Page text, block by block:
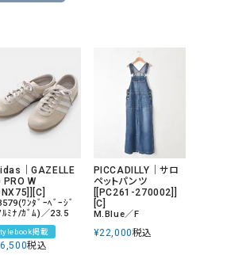
（デニムダンガリー）
SCOTCH&SODA（スコッチ
ダ）
エマテイラー） SUGAR ROSE（シュガーロ
レーバーティー） squady by graphite（スカ
（ゴートゥーハリウ
THIRTY（サーティ）
ジースターロウ） tumugu:（ツムグ）
ッドスピード） un cinq（アンサンク）
｜GAZELLE
PRO W
ﾜﾝﾀﾞｰﾍﾞｰｼﾞ
ﾙﾐﾅ/ｶﾞﾑ)／23.5
掲載
税込
PICCADILLY｜サロ
ペットパンツ
[[PC261-270002]]
[C]
M.Blue／F
¥22,000税込